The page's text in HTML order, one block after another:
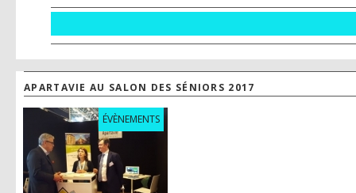
APARTAVIE AU SALON DES SÉNIORS 2017
ÉVÈNEMENTS